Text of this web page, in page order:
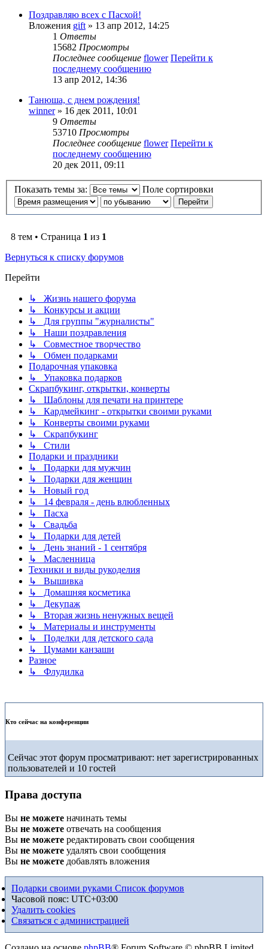
Поздравляю всех с Пасхой!
Вложения gift » 13 апр 2012, 14:25
1 Ответы
15682 Просмотры
Последнее сообщение flower Перейти к
последнему сообщению
13 апр 2012, 14:36
Танюша, с днем рождения!
winner» 16 дек 2011, 10:01
9 Ответы
53710 Просмотры
Последнее сообщение flower Перейти к
последнему сообщению
20 дек 2011, 09:11
Показать темы за: Поле сортировки
8 тем • Страница 1 из 1
Вернуться к списку форумов
Перейти
↳ Жизнь нашего форума
↳ Конкурсы и акции
↳ Для группы "журналисты"
↳ Наши поздравления
↳ Совместное творчество
↳ Обмен подарками
Подарочная упаковка
↳ Упаковка подарков
Скрапбукинг, открытки, конверты
↳ Шаблоны для печати на принтере
↳ Кардмейкинг - открытки своими руками
↳ Конверты своими руками
↳ Скрапбукинг
↳ Стили
Подарки и праздники
↳ Подарки для мужчин
↳ Подарки для женщин
↳ Новый год
↳ 14 февраля - день влюбленных
↳ Пасха
↳ Свадьба
↳ Подарки для детей
↳ День знаний - 1 сентября
↳ Масленница
Техники и виды рукоделия
↳ Вышивка
↳ Домашняя косметика
↳ Декупаж
↳ Вторая жизнь ненужных вещей
↳ Материалы и инструменты
↳ Поделки для детского сада
↳ Цумами канзаши
Разное
↳ Флудилка
Кто сейчас на конференции
Сейчас этот форум просматривают: нет зарегистрированных
пользователей и 10 гостей
Права доступа
Вы не можете начинать темы
Вы не можете отвечать на сообщения
Вы не можете редактировать свои сообщения
Вы не можете удалять свои сообщения
Вы не можете добавлять вложения
Подарки своими руками Список форумов
Часовой пояс: UTC+03:00
Удалить cookies
Связаться с администрацией